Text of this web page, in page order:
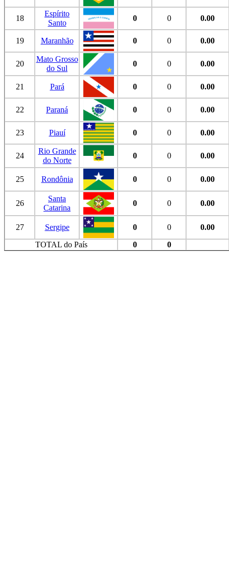
18
Espírito
Santo
0 0 0.00
19 Maranhão 0 0 0.00
20
Mato Grosso
do Sul
0 0 0.00
21 Pará 0 0 0.00
22 Paraná 0 0 0.00
23 Piauí 0 0 0.00
24
Rio Grande
do Norte
0 0 0.00
25 Rondônia 0 0 0.00
26
Santa
Catarina
0 0 0.00
27 Sergipe 0 0
0.00
TOTAL do País
0 0